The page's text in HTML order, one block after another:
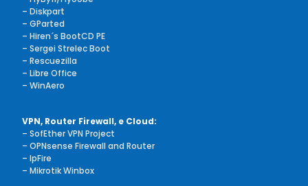
– Diskpart
– GParted
– Hiren´s BootCD PE
– Sergei Strelec Boot
– Rescuezilla
– Libre Office
– WinAero
VPN, Router Firewall, e Cloud:
– SofEther VPN Project
–OPNsense Firewall and Router
– IpFire
– Mikrotik Winbox